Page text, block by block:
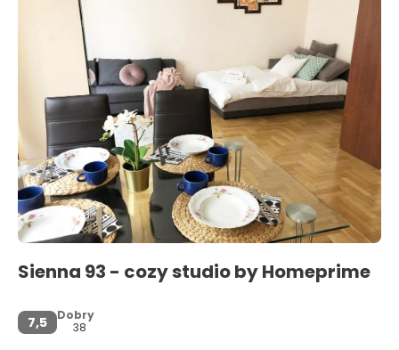
Sienna 93 - cozy studio by Homeprime
7,5
Dobry
38